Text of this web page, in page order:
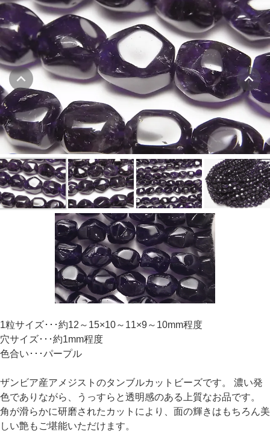
1粒サイズ･･･約12～15×10～11×9～10mm程度
穴サイズ･･･約1mm程度
色合い･･･パープル
ザンビア産アメジストのタンブルカットビーズです。 濃い発
色でありながら、うっすらと透明感のある上質なお品です。
角が滑らかに研磨されたカットにより、面の輝きはもちろん美
しい艶もご堪能いただけます。